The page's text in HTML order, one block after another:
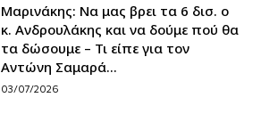
Μαρινάκης: Να μας βρει τα 6 δισ. ο
κ. Ανδρουλάκης και να δούμε πού θα
τα δώσουμε – Τι είπε για τον
Αντώνη Σαμαρά...
03/07/2026